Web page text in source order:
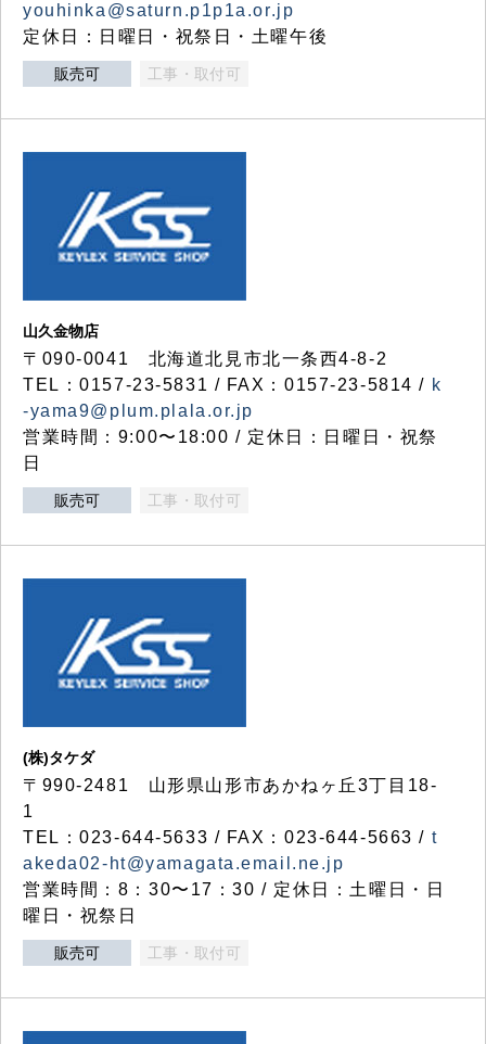
youhinka@saturn.p1p1a.or.jp
定休日：日曜日・祝祭日・土曜午後
販売可 工事・取付可
山久金物店
〒090-0041 北海道北見市北一条西4-8-2
TEL：0157-23-5831 / FAX：0157-23-5814 / k
-yama9@plum.plala.or.jp
営業時間：9:00〜18:00 / 定休日：日曜日・祝祭
日
販売可 工事・取付可
(株)タケダ
〒990-2481 山形県山形市あかねヶ丘3丁目18-
1
TEL：023-644-5633 / FAX：023-644-5663 / t
akeda02-ht@yamagata.email.ne.jp
営業時間：8：30〜17：30 / 定休日：土曜日・日
曜日・祝祭日
販売可 工事・取付可